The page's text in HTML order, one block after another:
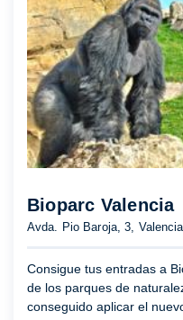
Bioparc Valencia
Avda. Pio Baroja, 3, Valencia
Consigue tus entradas a
de los parques de
conseguido aplicar el